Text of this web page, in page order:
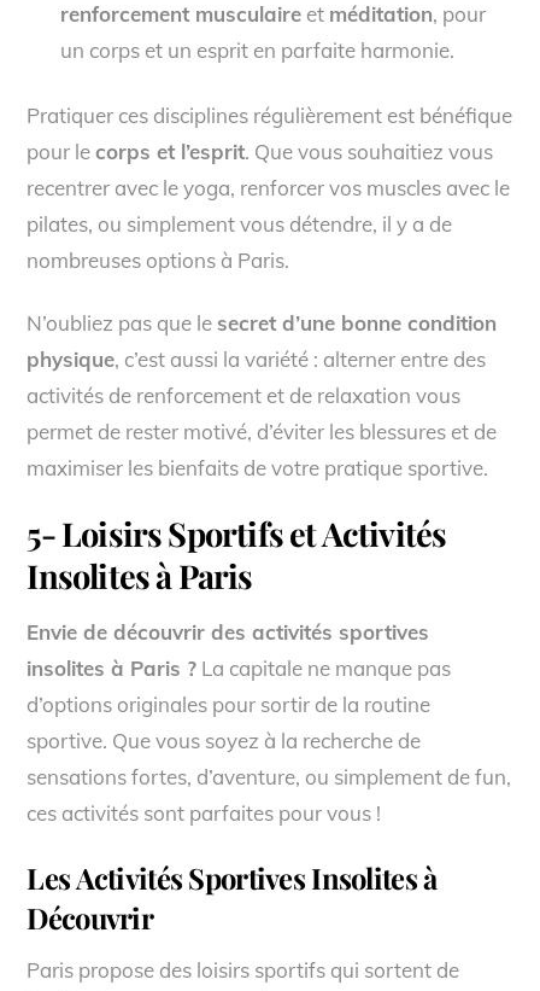
renforcement musculaireet méditation, pour
un corps et un esprit en parfaite harmonie.
Pratiquer ces disciplines régulièrement est bénéfique
pour lecorps et l’esprit. Que vous souhaitiez vous
recentrer avec le yoga, renforcer vos muscles avec le
pilates, ou simplement vous détendre, il y a de
nombreuses options à Paris.
N’oubliez pas que lesecret d’une bonne condition
physique, c’est aussi la variété : alterner entre des
activités de renforcement et de relaxation vous
permet de rester motivé, d’éviter les blessures et de
maximiser les bienfaits de votre pratique sportive.
5- Loisirs Sportifs et Activités
Insolites à Paris
Envie de découvrir des activités sportives
insolites à Paris ? La capitale ne manque pas
d’options originales pour sortir de la routine
sportive. Que vous soyez à la recherche de
sensations fortes, d’aventure, ou simplement de fun,
ces activités sont parfaites pour vous !
Les Activités Sportives Insolites à
Découvrir
Paris propose des loisirs sportifs qui sortent de